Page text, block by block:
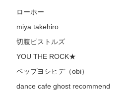
ローホー
miya takehiro
切腹ピストルズ
YOU THE ROCK★
ベップヨシヒデ（obi）
dance cafe ghost recommend